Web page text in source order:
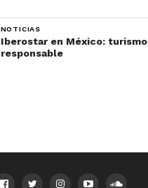
NOTICIAS
Iberostar en México: turismo
responsable